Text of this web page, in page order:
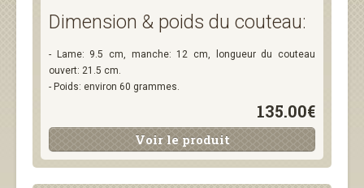
Dimension & poids du couteau:
- Lame: 9.5 cm, manche: 12 cm, longueur du couteau
ouvert: 21.5 cm.
- Poids: environ 60 grammes.
135.00€
Voir le produit